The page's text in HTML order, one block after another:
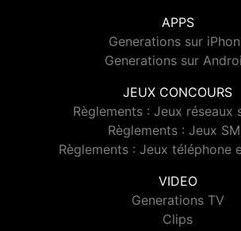
APPS
Generations sur
Generations sur
JEUX CONCOURS
Règlements : Jeux réseaux
Règlements : Jeux
Règlements : Jeux téléphone
VIDEO
Generations TV
Clips